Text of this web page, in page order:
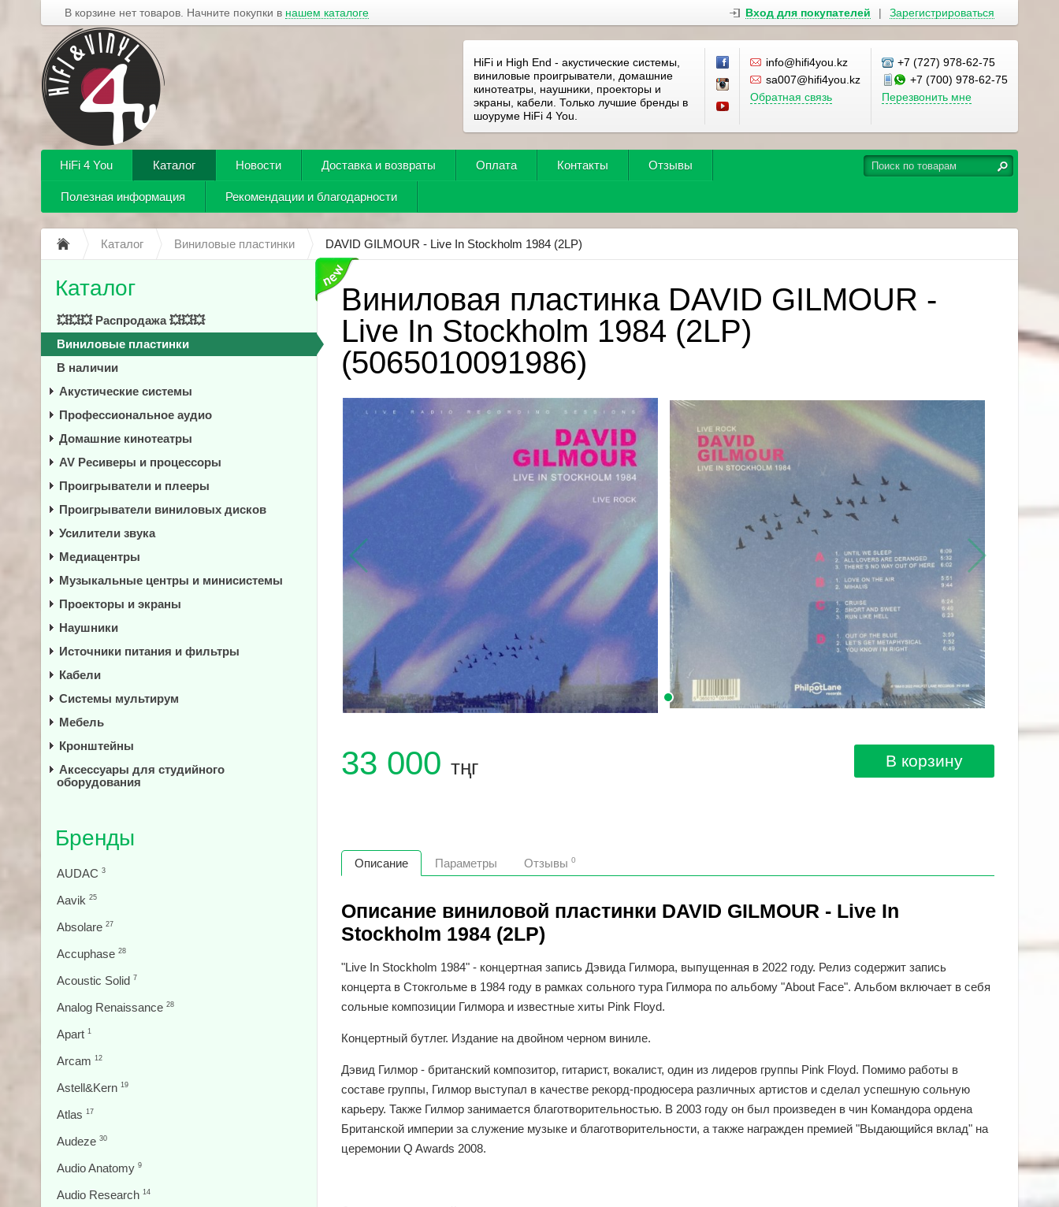
В корзине нет товаров. Начните покупки в нашем каталоге Вход для покупателей | Зарегистрироваться
HiFi и High End - акустические системы,
виниловые проигрыватели, домашние
кинотеатры, наушники, проекторы и
экраны, кабели. Только лучшие бренды в
шоуруме HiFi 4 You.
info@hifi4you.kz
sa007@hifi4you.kz
Обратная связь
+7 (727) 978-62-75
+7 (700) 978-62-75
Перезвонить мне
HiFi 4 You Каталог Новости Доставка и возвраты Оплата Контакты Отзывы
Полезная информация Рекомендации и благодарности
Каталог Виниловые пластинки DAVID GILMOUR - Live In Stockholm 1984 (2LP)
Виниловая пластинка DAVID GILMOUR -
Live In Stockholm 1984 (2LP)
(5065010091986)
33 000 тңг В корзину
Описание Параметры Отзывы 0
Описание виниловой пластинки DAVID GILMOUR - Live In
Stockholm 1984 (2LP)
"Live In Stockholm 1984" - концертная запись Дэвида Гилмора, выпущенная в 2022 году. Релиз содержит запись
концерта в Стокгольме в 1984 году в рамках сольного тура Гилмора по альбому "About Face". Альбом включает в себя
сольные композиции Гилмора и известные хиты Pink Floyd.
Концертный бутлег. Издание на двойном черном виниле.
Дэвид Гилмор - британский композитор, гитарист, вокалист, один из лидеров группы Pink Floyd. Помимо работы в
составе группы, Гилмор выступал в качестве рекорд-продюсера различных артистов и сделал успешную сольную
карьеру. Также Гилмор занимается благотворительностью. В 2003 году он был произведен в чин Командора ордена
Британской империи за служение музыке и благотворительности, а также награжден премией "Выдающийся вклад" на
церемонии Q Awards 2008.
Каталог
💥💥💥 Распродажа 💥💥💥
Виниловые пластинки
В наличии
Акустические системы
Профессиональное аудио
Домашние кинотеатры
AV Ресиверы и процессоры
Проигрыватели и плееры
Проигрыватели виниловых дисков
Усилители звука
Медиацентры
Музыкальные центры и минисистемы
Проекторы и экраны
Наушники
Источники питания и фильтры
Кабели
Системы мультирум
Мебель
Кронштейны
Аксессуары для студийного
оборудования
Бренды
AUDAC 3
Aavik 25
Absolare 27
Accuphase 28
Acoustic Solid 7
Analog Renaissance 28
Apart 1
Arcam 12
Astell&Kern 19
Atlas 17
Audeze 30
Audio Anatomy 9
Audio Research 14